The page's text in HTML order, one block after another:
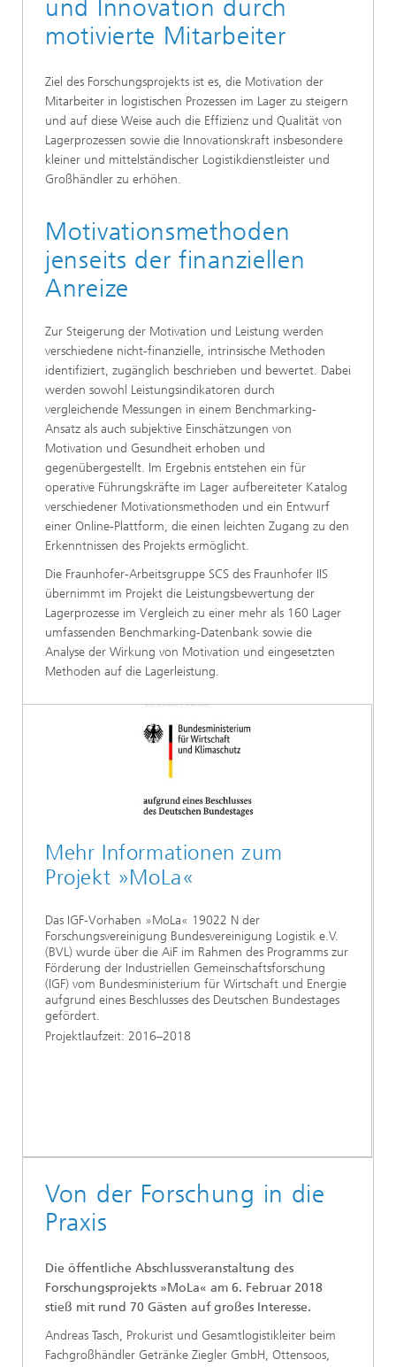
und Innovation durch
motivierte Mitarbeiter
Ziel des Forschungsprojekts ist es, die Motivation der
Mitarbeiter in logistischen Prozessen im Lager zu steigern
und auf diese Weise auch die Effizienz und Qualität von
Lagerprozessen sowie die Innovationskraft insbesondere
kleiner und mittelständischer Logistikdienstleister und
Großhändler zu erhöhen.
Motivationsmethoden
jenseits der finanziellen
Anreize
Zur Steigerung der Motivation und Leistung werden
verschiedene nicht-finanzielle, intrinsische Methoden
identifiziert, zugänglich beschrieben und bewertet. Dabei
werden sowohl Leistungsindikatoren durch
vergleichende Messungen in einem Benchmarking-
Ansatz als auch subjektive Einschätzungen von
Motivation und Gesundheit erhoben und
gegenübergestellt. Im Ergebnis entstehen ein für
operative Führungskräfte im Lager aufbereiteter Katalog
verschiedener Motivationsmethoden und ein Entwurf
einer Online-Plattform, die einen leichten Zugang zu den
Erkenntnissen des Projekts ermöglicht.
Die Fraunhofer-Arbeitsgruppe SCS des Fraunhofer IIS
übernimmt im Projekt die Leistungsbewertung der
Lagerprozesse im Vergleich zu einer mehr als 160 Lager
umfassenden Benchmarking-Datenbank sowie die
Analyse der Wirkung von Motivation und eingesetzten
Methoden auf die Lagerleistung.
Mehr Informationen zum
Projekt »MoLa«
Das IGF-Vorhaben »MoLa« 19022 N der
Forschungsvereinigung Bundesvereinigung Logistik e.V.
(BVL) wurde über die AiF im Rahmen des Programms zur
Förderung der Industriellen Gemeinschaftsforschung
(IGF) vom Bundesministerium für Wirtschaft und Energie
aufgrund eines Beschlusses des Deutschen Bundestages
gefördert.
Projektlaufzeit: 2016–2018
Von der Forschung in die
Praxis
Die öffentliche Abschlussveranstaltung des
Forschungsprojekts »MoLa« am 6. Februar 2018
stieß mit rund 70 Gästen auf großes Interesse.
Andreas Tasch, Prokurist und Gesamtlogistikleiter beim
Fachgroßhändler Getränke Ziegler GmbH, Ottensoos,